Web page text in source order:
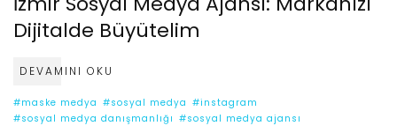
Dijitalde Büyütelim
DEVAMINI OKU
#maske medya #sosyal medya #instagram
#sosyal medya danışmanlığı #sosyal medya ajansı